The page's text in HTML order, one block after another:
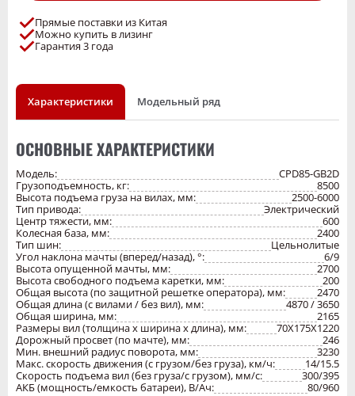
двигатель и импортный колесный редуктор обеспечивают высокую
мощность, повышают безопасность и устойчивость погрузчика.
Двойной зарядный пистолет для скорости заряда и эффективности.
Независимая система рулевого управления подает масло по
требованию и снижает энергопотребление погрузчика. Светодиодная
Встроенный позиционер вилки. Полностью подвесное сиденье более
безопасность эксплуатации. Цельная конструкция крыши верхнего
ограждения повышает прочность и обеспечивает безопасность.
Прямые поставки из Китая
Можно купить в лизинг
Гарантия 3 года
Характеристики Модельный ряд
ОСНОВНЫЕ ХАРАКТЕРИСТИКИ
Модель:
CPD85-GB2D
Грузоподъемность, кг:
8500
Высота подъема груза на вилах, мм:
2500-6000
Тип привода:
Электрический
Центр тяжести, мм:
600
Колесная база, мм:
2400
Тип шин:
Цельнолитые
Угол наклона мачты (вперед/назад), °:
6/9
Высота опущенной мачты, мм:
2700
Высота свободного подъема каретки, мм:
200
Общая высота (по защитной решетке оператора), мм:
2470
Общая длина (с вилами / без вил), мм:
4870 / 3650
Общая ширина, мм:
2165
Размеры вил (толщина х ширина х длина), мм:
70X175X1220
Дорожный просвет (по мачте), мм:
246
Мин. внешний радиус поворота, мм:
3230
Макс. скорость движения (с грузом/без груза), км/ч:
14/15.5
Скорость подъема вил (без груза/с грузом), мм/с:
300/395
АКБ (мощность/емкость батареи), В/Ач:
80/960